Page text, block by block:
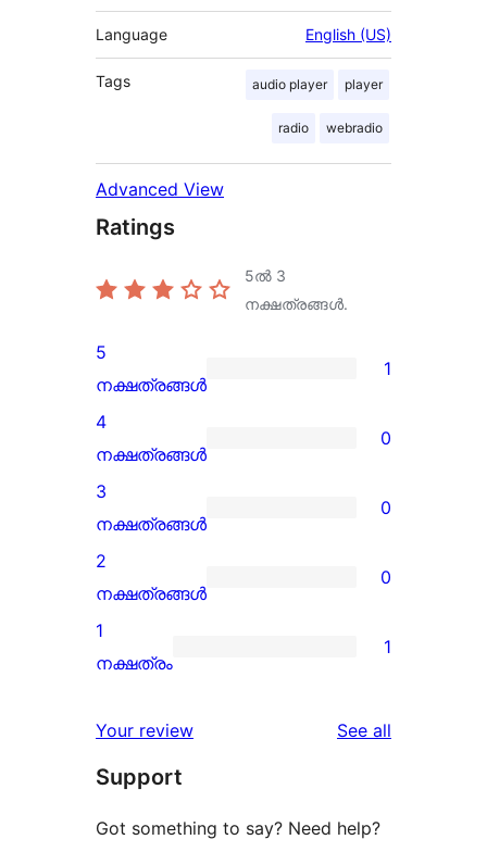
Language English (US)
Tags audio player player
radio webradio
Advanced View
Ratings
5ൽ 3
നക്ഷത്രങ്ങൾ.
1
5-
star
review
5
നക്ഷത്രങ്ങൾ
1
0
4-
star
reviews
4
നക്ഷത്രങ്ങൾ
0
0
3-
star
reviews
3
നക്ഷത്രങ്ങൾ
0
0
2-
star
2
നക്ഷത്രങ്ങൾ
0
1
star
1
നക്ഷത്രം
1
Your review See all
Support
Got something to say? Need help?